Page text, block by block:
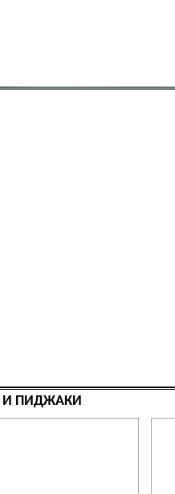
ПИДЖАКИ